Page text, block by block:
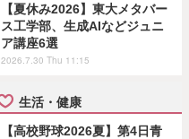
【夏休み2026】東大メタバー
ス工学部、生成AIなどジュニ
ア講座6選
2026.7.30 Thu 11:15
生活・健康
【高校野球2026夏】第4日青